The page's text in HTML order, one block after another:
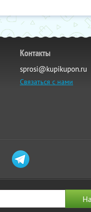
Контакты
sprosi@kupikupon.ru
Связаться с нами